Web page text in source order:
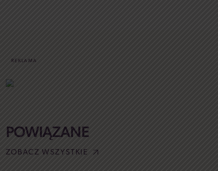
REKLAMA
POWIĄZANE
ZOBACZ WSZYSTKIE